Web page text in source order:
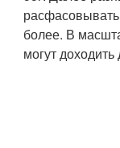
более. В
могут доходить